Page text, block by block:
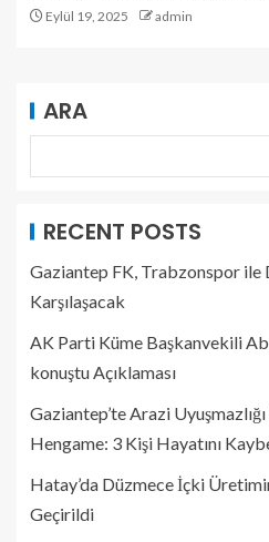
Eylül 19, 2025 admin
ARA
RECENT POSTS
Gaziantep FK, Trabzonspor ile
Karşılaşacak
AK Parti Küme Başkanvekili
konuştu Açıklaması
Gaziantep’te Arazi
Hengame: 3 Kişi Hayatını
Hatay’da Düzmece İçki
Geçirildi